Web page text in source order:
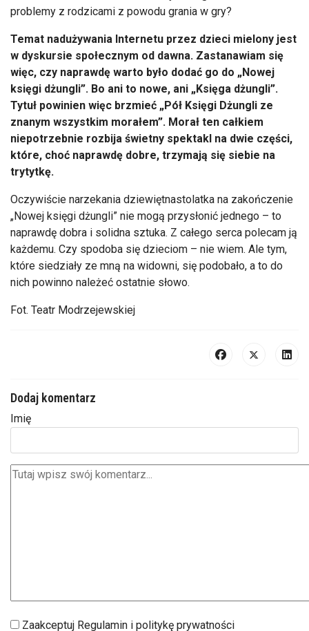
problemy z rodzicami z powodu grania w gry?
Temat nadużywania Internetu przez dzieci mielony jest
w dyskursie społecznym od dawna. Zastanawiam się
więc, czy naprawdę warto było dodać go do „Nowej
księgi dżungli”. Bo ani to nowe, ani „Księga dżungli”.
Tytuł powinien więc brzmieć „Pół Księgi Dżungli ze
znanym wszystkim morałem”. Morał ten całkiem
niepotrzebnie rozbija świetny spektakl na dwie części,
które, choć naprawdę dobre, trzymają się siebie na
trytytkę.
Oczywiście narzekania dziewiętnastolatka na zakończenie
„Nowej księgi dżungli” nie mogą przysłonić jednego – to
naprawdę dobra i solidna sztuka. Z całego serca polecam ją
każdemu. Czy spodoba się dzieciom – nie wiem. Ale tym,
które siedziały ze mną na widowni, się podobało, a to do
nich powinno należeć ostatnie słowo.
Fot. Teatr Modrzejewskiej
Dodaj komentarz
Imię
Zaakceptuj Regulamin i politykę prywatności